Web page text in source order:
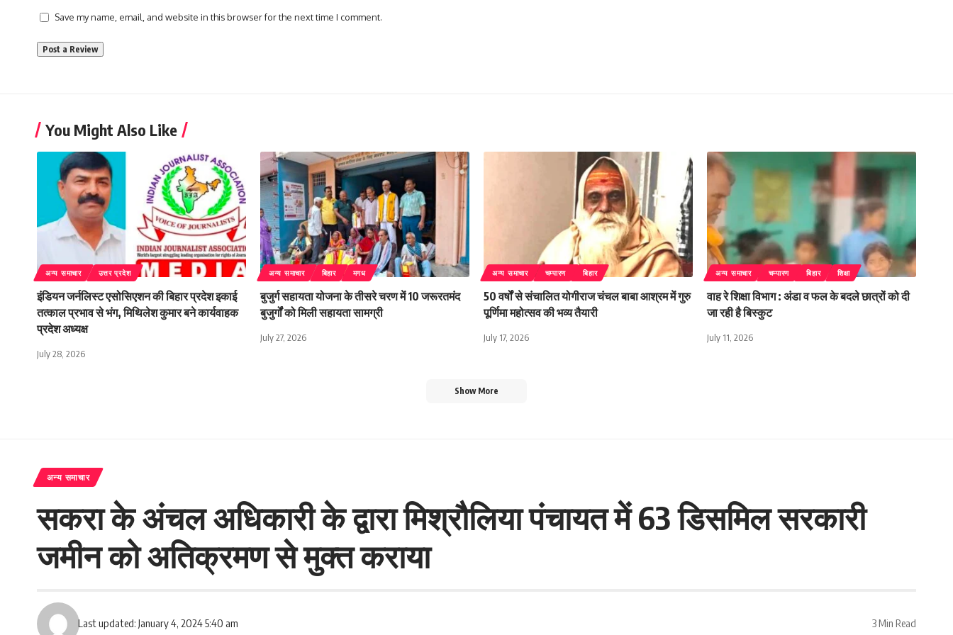
Save my name, email, and website in this browser for the next time I comment.
You Might Also Like
अन्य समाचार उत्तर प्रदेश
इंडियन जर्नलिस्ट एसोसिएशन की बिहार प्रदेश इकाई
तत्काल प्रभाव से भंग, मिथिलेश कुमार बने कार्यवाहक
प्रदेश अध्यक्ष
July 28, 2026
अन्य समाचार बिहार मगध
बुजुर्ग सहायता योजना के तीसरे चरण में 10 जरूरतमंद
बुजुर्गों को मिली सहायता सामग्री
July 27, 2026
अन्य समाचार चम्पारण बिहार
50 वर्षों से संचालित योगीराज चंचल बाबा आश्रम में गुरु
पूर्णिमा महोत्सव की भव्य तैयारी
July 17, 2026
अन्य समाचार चम्पारण बिहार शिक्षा
वाह रे शिक्षा विभाग : अंडा व फल के बदले छात्रों को दी
जा रही है बिस्कुट
July 11, 2026
Show More
अन्य समाचार
सकरा के अंचल अधिकारी के द्वारा मिश्रौलिया पंचायत में 63 डिसमिल सरकारी
जमीन को अतिक्रमण से मुक्त कराया
Last updated: January 4, 2024 5:40 am 3 Min Read